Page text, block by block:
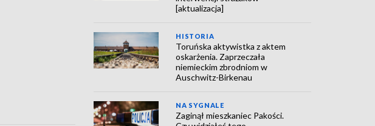
[aktualizacja]
HISTORIA
Toruńska aktywistka z aktem
oskarżenia. Zaprzeczała
niemieckim zbrodniom w
Auschwitz-Birkenau
NA SYGNALE
Zaginął mieszkaniec Pakości.